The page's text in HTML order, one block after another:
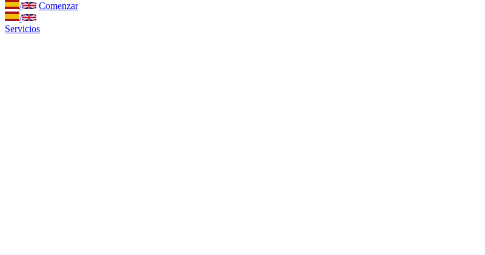
/
Comenzar
/
Servicios